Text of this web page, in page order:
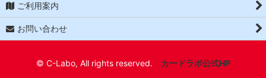
ご利用案内
お問い合わせ
© C-Labo, All rights reserved. カードラボ公式HP